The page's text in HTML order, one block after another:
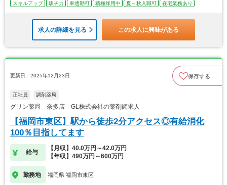
スキルアップ
駅チカ 車通勤可 積極採用中 夏～秋入職可 在宅業務あり
求人の詳細を見る この求人に興味がある
更新日：2025年12月23日 保存する
正社員 調剤薬局
グリン薬局 奈多店 GL株式会社の薬剤師求人
【福岡市東区】駅から徒歩2分アクセス◎有給消化
100％目指してます
給与
【月収】40.0万円～42.0万円
【年収】490万円～600万円
勤務地 福岡県 福岡市東区